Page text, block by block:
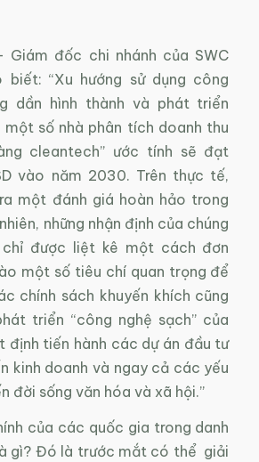
Giám đốc chi nhánh của SWC
“Xu hướng sử dụng công
dần hình thành và phát triển
một số nhà phân tích doanh thu
cleantech” ước tính sẽ đạt
vào năm 2030. Trên thực tế,
một đánh giá hoàn hảo trong
những nhận định của chúng
được liệt kê một cách đơn
một số tiêu chí quan trọng để
chính sách khuyến khích cũng
triển “công nghệ sạch” của
định tiến hành các dự án đầu tư
kinh doanh và ngay cả các yếu
đời sống văn hóa và xã hội.”
của các quốc gia trong danh
gì? Đó là trước mắt có thể giải